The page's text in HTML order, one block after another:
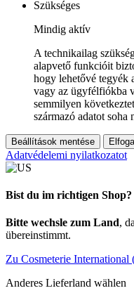
Szükséges
Mindig aktív
A technikailag
alapvető funkcióit
hogy lehetővé tegyék
vagy az ügyfélfiókba
semmilyen
származó adatot
Beállítások mentése
Adatvédelemi nyilatkozatot
Bist du im richtigen Shop?
Bitte wechsle zum Land,
übereinstimmt.
Zu Cosmeterie International
Anderes Lieferland wählen